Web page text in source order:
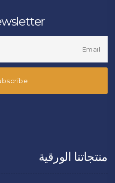
منتجاتنا الورقية